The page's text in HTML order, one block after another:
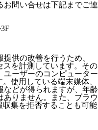
お問い合せは下記までご連
供の改善を行うため、
スを計測しています。その
ユーザーのコンピューター
使用している端末媒体、
などが得られますが、年齢
りません。また、ブラウ
収集を拒否することも可能